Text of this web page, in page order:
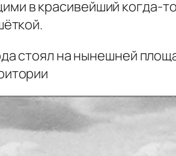
в красивейший когда-
стоял на нынешней